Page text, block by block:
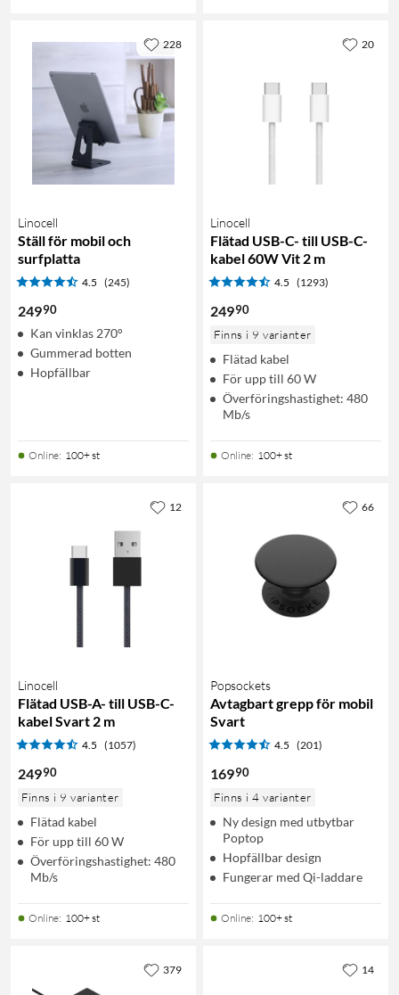
Linocell
Ställ för mobil och
surfplatta
4.5 (245)
24990
Kan vinklas 270°
Gummerad botten
Hopfällbar
Online: 100+ st
228
Linocell
Flätad USB-C- till USB-C-
kabel 60W Vit 2 m
4.5 (1293)
24990
Finns i 9 varianter
Flätad kabel
För upp till 60 W
Överföringshastighet: 480
Mb/s
Online: 100+ st
20
Linocell
Flätad USB-A- till USB-C-
kabel Svart 2 m
4.5 (1057)
24990
Finns i 9 varianter
Flätad kabel
För upp till 60 W
Överföringshastighet: 480
Mb/s
Online: 100+ st
12
Popsockets
Avtagbart grepp för mobil
Svart
4.5 (201)
16990
Finns i 4 varianter
Ny design med utbytbar
Poptop
Hopfällbar design
Fungerar med Qi-laddare
Online: 100+ st
66
379 14